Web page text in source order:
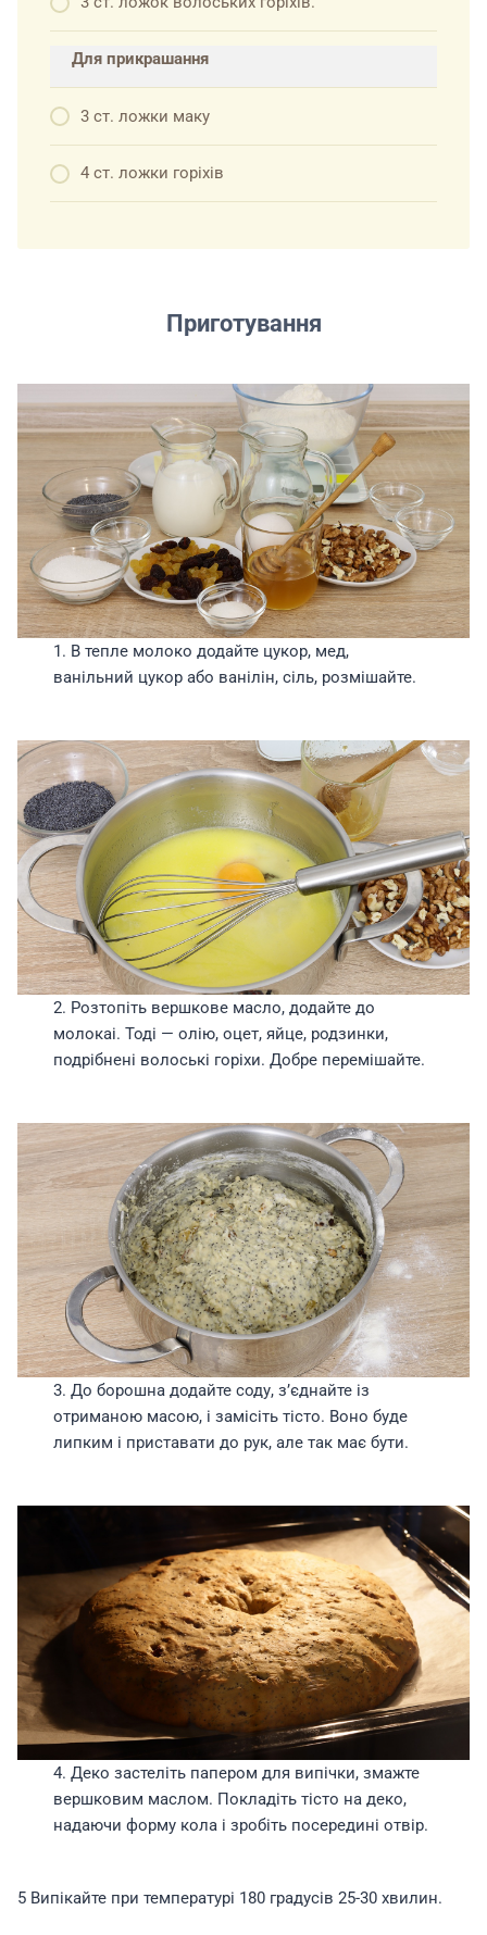
Для прикрашання
3 ст. ложки маку
4 ст. ложки горіхів
Приготування
1. В тепле молоко додайте цукор, мед,
ванільний цукор або ванілін, сіль, розмішайте.
2. Розтопіть вершкове масло, додайте до
молокаі. Тоді — олію, оцет, яйце, родзинки,
подрібнені волоські горіхи. Добре перемішайте.
3. До борошна додайте соду, з’єднайте із
отриманою масою, і замісіть тісто. Воно буде
липким і приставати до рук, але так має бути.
4. Деко застеліть папером для випічки, змажте
вершковим маслом. Покладіть тісто на деко,
надаючи форму кола і зробіть посередині отвір.
5 Випікайте при температурі 180 градусів 25-30 хвилин.